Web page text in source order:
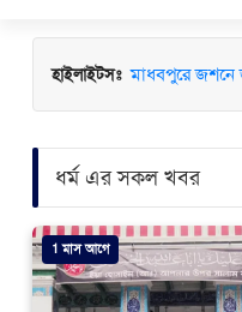
হাইলাইটসঃ মাধবপুরে জশনে
ধর্ম এর সকল খবর
1 মাস আগে